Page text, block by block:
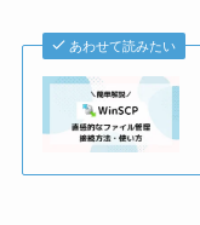
あわせて読みたい